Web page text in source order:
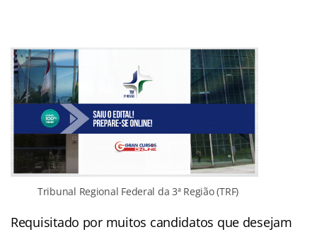
Tribunal Regional Federal da 3ª Região (TRF)
Requisitado por muitos candidatos que desejam